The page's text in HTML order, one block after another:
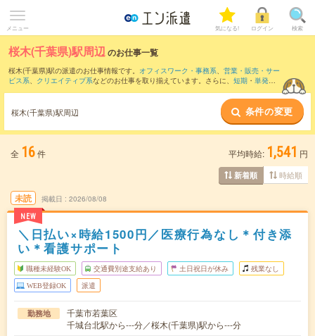
メニュー 気になる! ログイン 検索
桜木(千葉県)駅周辺のお仕事一覧
桜木(千葉県)駅の派遣のお仕事情報です。 オフィスワーク・事務系、 営業・販売・サー
ビス系、 クリエイティブ系などのお仕事を取り揃えています。さらに、 短期 ・ 単発な
また、千葉駅・千葉みなと駅
など近隣駅のお仕事
もご確認いただけます。
桜木(千葉県)駅周辺 条件の変更
全 16件 平均時給: 1,541 円
新着順 時給順
未読
NEW
掲載日 2026/08/08
＼日払い×時給1500円／医療行為なし＊付き添
い＊看護サポート
職種未経験OK 交通費別途支給あり 土日祝日が休み 残業なし
WEB登録OK 派遣
勤務地
千葉市若葉区
千城台北駅から---分／桜木(千葉県)駅から---分